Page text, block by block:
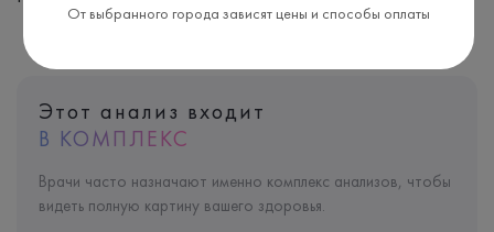
Этот анализ входит
В КОМПЛЕКС
Врачи часто назначают именно комплекс анализов, чтобы
видеть полную картину вашего здоровья.
От выбранного города зависят цены и способы оплаты